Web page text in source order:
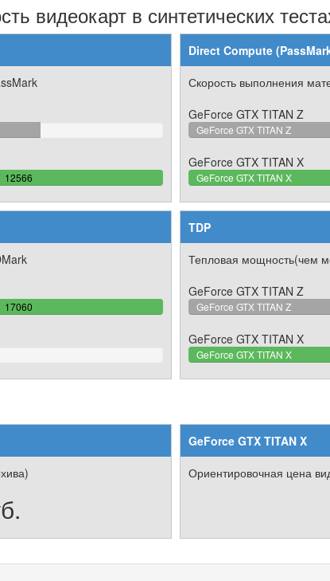
видеокарт в синтетических
12566
100%
17060
100%
Direct Compute
Скорость выполнения
GeForce GTX TITAN Z
GeForce GTX TITAN Z
GeForce GTX TITAN X
GeForce GTX TITAN X
TDP
Тепловая мощность(чем
GeForce GTX TITAN Z
GeForce GTX TITAN Z
GeForce GTX TITAN X
GeForce GTX TITAN X
GeForce GTX TITAN X
Ориентировочная цена